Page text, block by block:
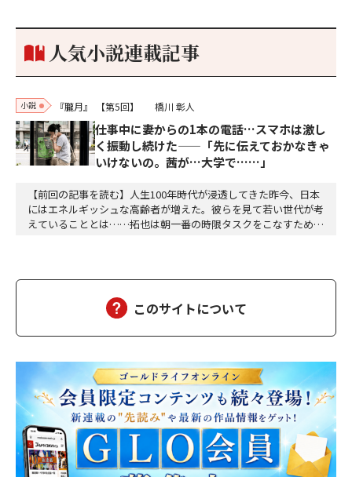
個のサイコロが握られていた。「やはり私はあなたの超…
人気小説連載記事
小説 『朧月』 【第5回】 橋川 彰人
仕事中に妻からの1本の電話…スマホは激し
く振動し続けた——「先に伝えておかなきゃ
いけないの。茜が…大学で……」
【前回の記事を読む】人生100年時代が浸透してきた昨今、日本
にはエネルギッシュな高齢者が増えた。彼らを見て若い世代が考
えていることとは……拓也は朝一番の時限タスクをこなすために
と浸かることができる。このままオフィスには誰も現…
このサイトについて